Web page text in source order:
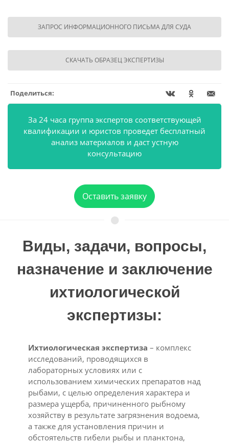
ЗАПРОС ИНФОРМАЦИОННОГО ПИСЬМА ДЛЯ СУДА
СКАЧАТЬ ОБРАЗЕЦ ЭКСПЕРТИЗЫ
Поделиться:
За 24 часа группа экспертов соответствующей
квалификации и юристов проведет бесплатный
анализ материалов и даст устную
консультацию
Оставить заявку
Виды, задачи, вопросы,
назначение и заключение
ихтиологической
экспертизы:
Ихтиологическая экспертиза – комплекс
исследований, проводящихся в
лабораторных условиях или с
использованием химических препаратов над
рыбами, с целью определения характера и
размера ущерба, причиненного рыбному
хозяйству в результате загрязнения водоема,
а также для установления причин и
обстоятельств гибели рыбы и планктона,